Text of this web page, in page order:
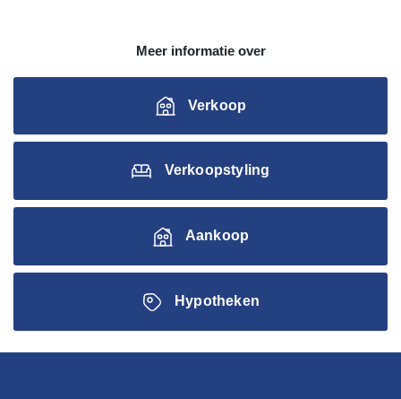
Meer informatie over
Verkoop
Verkoopstyling
Aankoop
Hypotheken